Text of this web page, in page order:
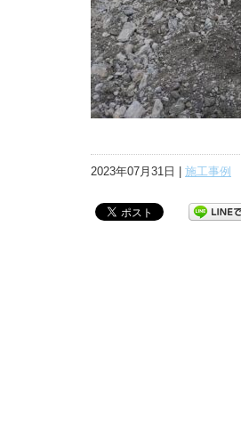
2023年07月31日 | 施工事例